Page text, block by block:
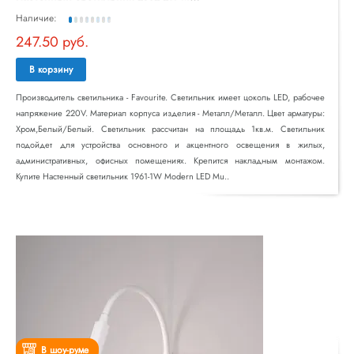
Наличие:
247.50 руб.
В корзину
Производитель светильника - Favourite. Светильник имеет цоколь LED, рабочее
напряжение 220V. Материал корпуса изделия - Металл/Металл. Цвет арматуры:
Хром,Белый/Белый. Светильник рассчитан на площадь 1кв.м. Светильник
подойдет для устройства основного и акцентного освещения в жилых,
административных, офисных помещениях. Крепится накладным монтажом.
Купите Настенный светильник 1961-1W Modern LED Mu..
В шоу-руме